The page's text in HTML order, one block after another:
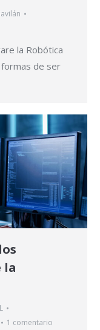
la Robótica
de ser
la
1 comentario